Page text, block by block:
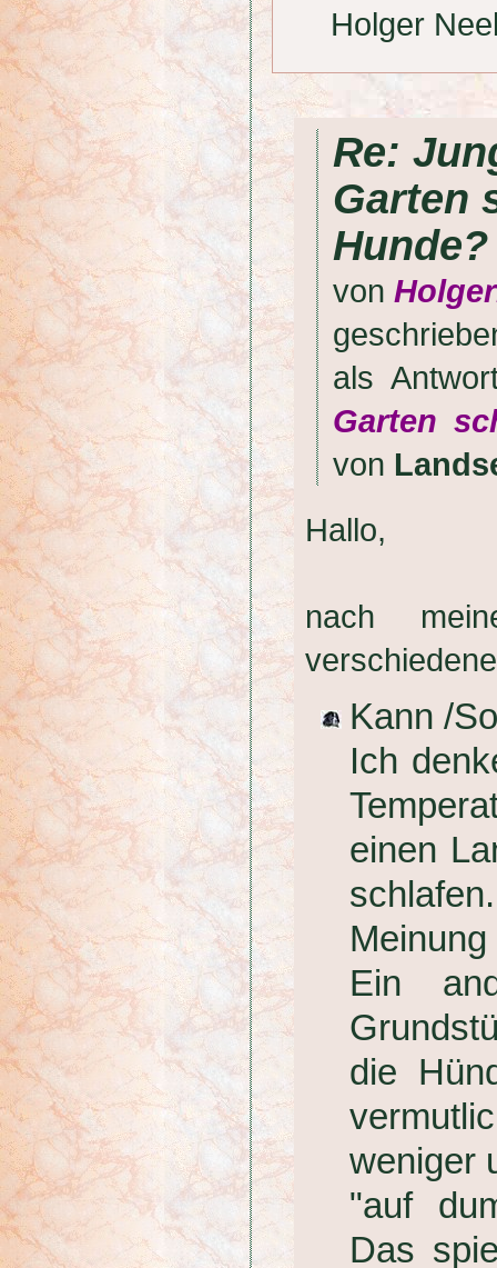
Holger
Re:
Garten
Hunde?
von
als
Garten
von
Hallo,
nach
Kann /
Ich
einen
Ein
die
weniger
"auf
Das